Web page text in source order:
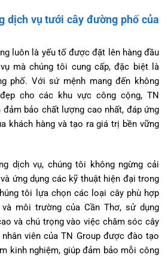
dịch vụ tưới cây đường phố của
luôn là yếu tố được đặt lên hàng đầu
mà chúng tôi cung cấp, đặc biệt là
phố. Với sứ mệnh mang đến không
cho các khu vực công cộng, TN
bảo chất lượng cao nhất, đáp ứng
khách hàng và tạo ra giá trị bền vững
dịch vụ, chúng tôi không ngừng cải
ứng dụng các kỹ thuật hiện đại trong
tôi lựa chọn các loại cây phù hợp
môi trường của Cần Thơ, sử dụng
và chú trọng vào việc chăm sóc cây
viên của TN Group được đào tạo
kinh nghiệm, giúp đảm bảo mỗi công